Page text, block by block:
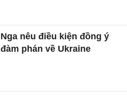
Nga nêu điều kiện đồng ý
đàm phán về Ukraine